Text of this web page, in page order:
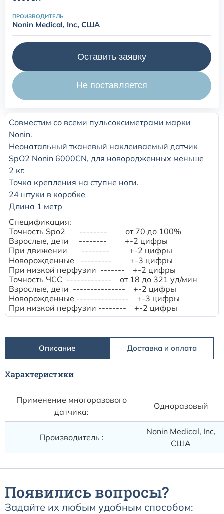
ПРОИЗВОДИТЕЛЬ
Nonin Medical, Inc, США
Оставить заявку
Не поставляется
Совместим со всеми пульсоксиметрами марки
Nonin.
Неонатальный тканевый наклеиваемый датчик
SpO2 Nonin 6000CN, для новородженных меньше
2 кг.
Точка крепления на ступне ноги.
24 штуки в коробке
Длина 1 метр
Спецификация:
Точность Spo2 -------- от 70 до 100%
Взрослые, дети -------- +-2 цифры
При движении -------- +-2 цифры
Новорожденные --------- +-3 цифры
При низкой перфузии ------- +-2 цифры
Точность ЧСС ------------- от 18 до 321 уд/мин
Взрослые, дети --------------- +-2 цифры
Новорожденные --------------- +-3 цифры
При низкой перфузии -------- +-2 цифры
Описание Доставка и оплата
Характеристики
Применение многоразового
датчика:
Одноразовый
Производитель :
Nonin Medical, Inc,
США
Появились вопросы?
Задайте их любым удобным способом:
Расходные материалы для транскутанного монитора
Sentec
Расходные материалы к аппарату Авента-М
Расходные материалы к аппаратам ИВЛ Hamilton
Расходные материалы к аппаратам ИВЛ Mindray
Расходные материалы к аппаратам ИВЛ Drager
Расходные материалы к аппаратам Comen
Расходные материалы для ИВЛ Puritan Bennett
Расходные материалы к аппаратам Philips